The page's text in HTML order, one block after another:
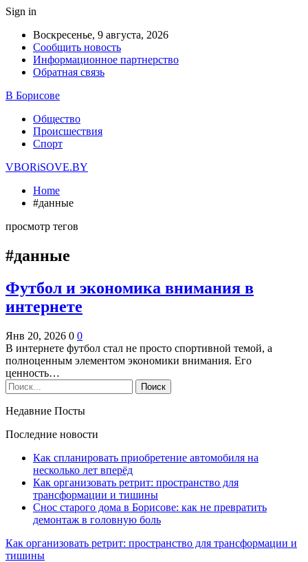
Sign in
Воскресенье, 9 августа, 2026
Сообщить новость
Информационное партнерство
Обратная связь
В Борисове
Общество
Происшествия
Спорт
VBORiSOVE.BY
Home
#данные
просмотр тегов
#данные
Футбол и экономика внимания в
интернете
Янв 20, 2026 0 0
В интернете футбол стал не просто спортивной темой, а
полноценным элементом экономики внимания. Его
ценность…
Недавние Посты
Последние новости
Как спланировать приобретение автомобиля на
несколько лет вперёд
Как организовать ретрит: пространство для
трансформации и тишины
Снос старого дома в Борисове: как не превратить
демонтаж в головную боль
Как организовать ретрит: пространство для трансформации и
тишины